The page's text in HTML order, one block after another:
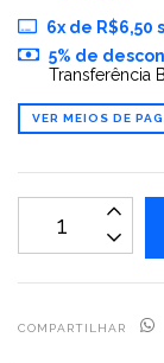
6x de R$6,50
5% de
Transferência
VER MEIOS DE
COMPARTILHAR